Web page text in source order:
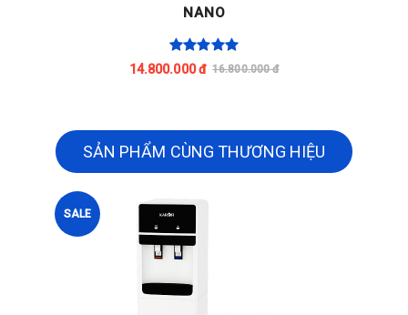
NANO
14.800.000 đ 16.800.000 đ
SẢN PHẨM CÙNG THƯƠNG HIỆU
SALE